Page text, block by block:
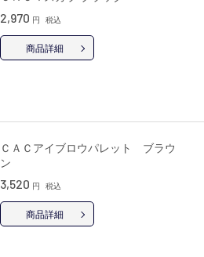
2,970 円 税込
商品詳細
ＣＡＣアイブロウパレット ブラウ
ン
3,520 円 税込
商品詳細